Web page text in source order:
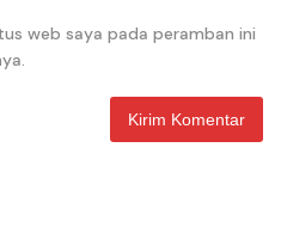
web saya pada peramban ini